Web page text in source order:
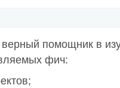
помощник в
фич: